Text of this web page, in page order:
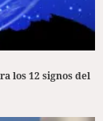
los 12 signos del